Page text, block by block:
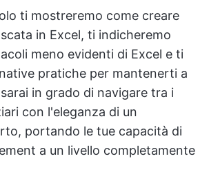
ti mostreremo come creare
in Excel, ti indicheremo
meno evidenti di Excel e ti
pratiche per mantenerti a
in grado di navigare tra i
con l'eleganza di un
portando le tue capacità di
a un livello completamente